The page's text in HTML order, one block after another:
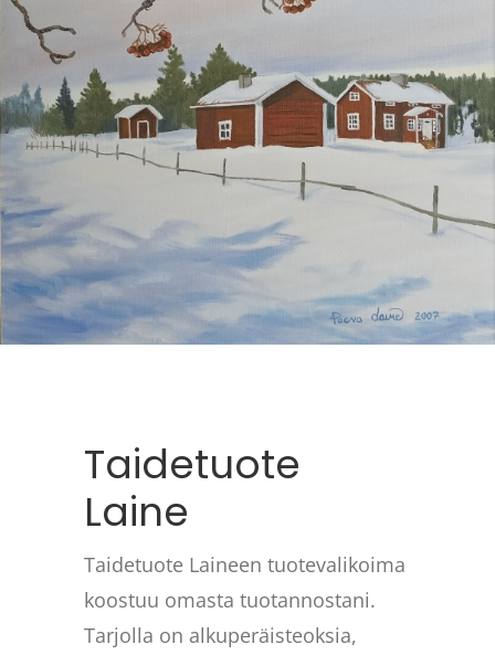
Taidetuote
Laine
Taidetuote Laineen tuotevalikoima
koostuu omasta tuotannostani.
Tarjolla on alkuperäisteoksia,